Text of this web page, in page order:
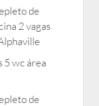
de
2 vagas
5 wc área
de